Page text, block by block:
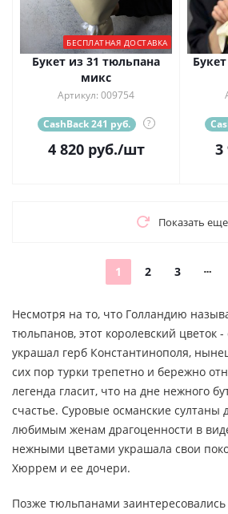
БЕСПЛАТНАЯ ДОСТАВКА
Букет из 31 тюльпана
микс
Артикул: 009754
CashBack 241 руб. ?
4 820руб./шт 3
Показать еще
1 2 3
Несмотря на то, что Голландию
тюльпанов, этот королевский цветок
украшал герб Константинополя,
сих пор турки трепетно и бережно
легенда гласит, что на дне нежного
счастье. Суровые османские султаны
любимым женам драгоценности в
нежными цветами украшала свои
Хюррем и ее дочери.
Позже тюльпанами